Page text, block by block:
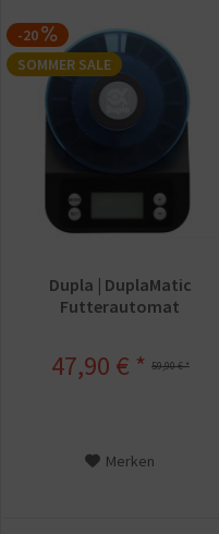
-20
SOMMER SALE
Dupla | DuplaMatic
Futterautomat
59,90 € *
47,90 € *
Merken